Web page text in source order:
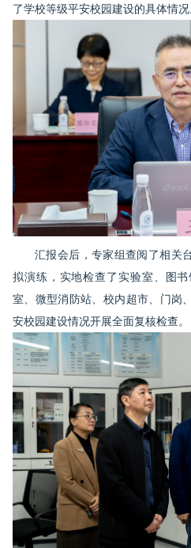
了学校等级平安校园建设的具体情况
汇报会后，专家组查阅了相关
拟演练，实地检查了实验室、图
室、微型消防站、校内超市、门岗
安校园建设情况开展全面复核检查。